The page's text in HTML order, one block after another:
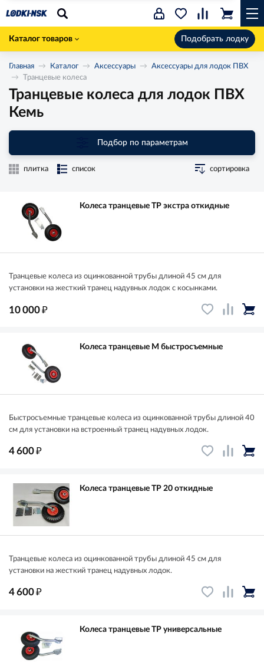
Каталог товаров Подобрать лодку
Главная Каталог Аксессуары
Аксессуары для лодок ПВХ
Транцевые колеса
Транцевые колеса для лодок ПВХ
Кемь
Подбор по параметрам
плитка список сортировка
Колеса транцевые ТР экстра откидные
Транцевые колеса из оцинкованной трубы длиной 45 см для
установки на жесткий транец надувных лодок с косынками.
10 000₽
Колеса транцевые М быстросъемные
Быстросъемные транцевые колеса из оцинкованной трубы длиной 40
см для установки на встроенный транец надувных лодок.
4 600₽
Колеса транцевые ТР 20 откидные
Транцевые колеса из оцинкованной трубы длиной 45 см для
установки на жесткий транец надувных лодок.
4 600₽
Колеса транцевые ТР универсальные